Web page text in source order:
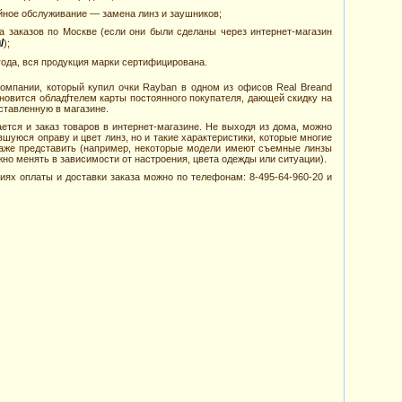
обслуживание — замена линз и заушников;
заказов по Москве (если они были сделаны через интернет-магазин
);
вся продукция марки сертифицирована.
который купил очки Rayban в одном из офисов Real Breand
обладfтелем карты постоянного покупателя, дающей скидку на
в магазине.
и заказ товаров в интернет-магазине. Не выходя из дома, можно
оправу и цвет линз, но и такие характеристики, которые многие
представить (например, некоторые модели имеют съемные линзы
менять в зависимости от настроения, цвета одежды или ситуации).
оплаты и доставки заказа можно по телефонам: 8-495-64-960-20 и